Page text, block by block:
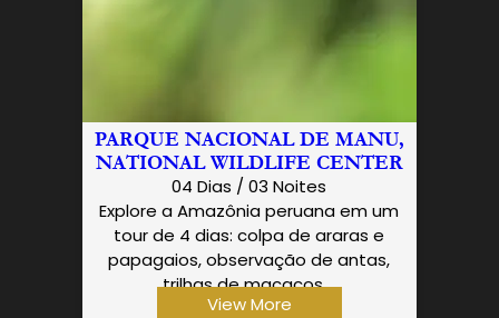
PARQUE NACIONAL DE MANU,
NATIONAL WILDLIFE CENTER
04 Dias / 03 Noites
Explore a Amazônia peruana em um
tour de 4 dias: colpa de araras e
papagaios, observação de antas,
trilhas de macacos,…
View More